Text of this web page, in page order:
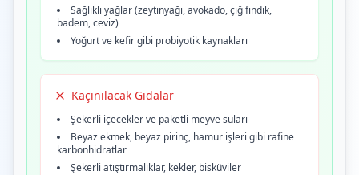
Sağlıklı yağlar (zeytinyağı, avokado, çiğ fındık,
badem, ceviz)
Yoğurt ve kefir gibi probiyotik kaynakları
Kaçınılacak Gıdalar
Şekerli içecekler ve paketli meyve suları
Beyaz ekmek, beyaz pirinç, hamur işleri gibi rafine
karbonhidratlar
Şekerli atıştırmalıklar, kekler, bisküviler